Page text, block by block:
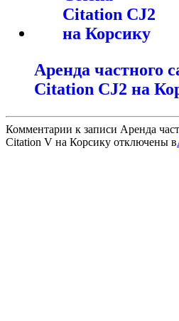
Аренда частного
Citation CJ2 на
Комментарии к записи Аренда
Citation V на Корсику отключены в